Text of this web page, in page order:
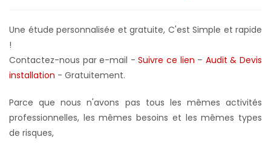
Une étude personnalisée et gratuite, C'est Simple et rapide
!
Contactez-nous par e-mail -Suivre ce lien – Audit & Devis
installation - Gratuitement.
Parce que nous n'avons pas tous les mêmes activités
professionnelles, les mêmes besoins et les mêmes types
de risques,